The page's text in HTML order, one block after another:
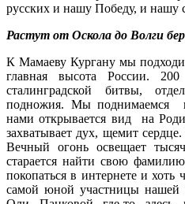
русских и нашу Победу, и нашу
Растут от Оскола до Волги
К Мамаеву Кургану мы
главная высота России.
сталинградской битвы,
подножия. Мы поднимаемся
нами открывается вид на
захватывает дух, щемит
Вечный огонь освещает
старается найти свою
покопаться в интернете и хоть
самой юной участницы нашей